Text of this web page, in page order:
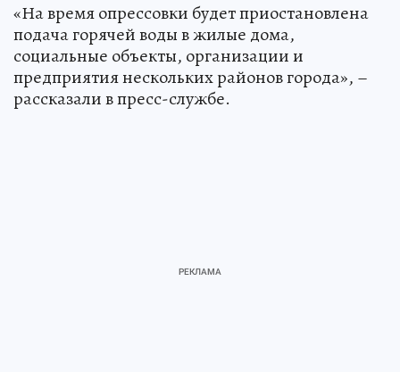
«На время опрессовки будет приостановлена
подача горячей воды в жилые дома,
социальные объекты, организации и
предприятия нескольких районов города», –
рассказали в пресс-службе.